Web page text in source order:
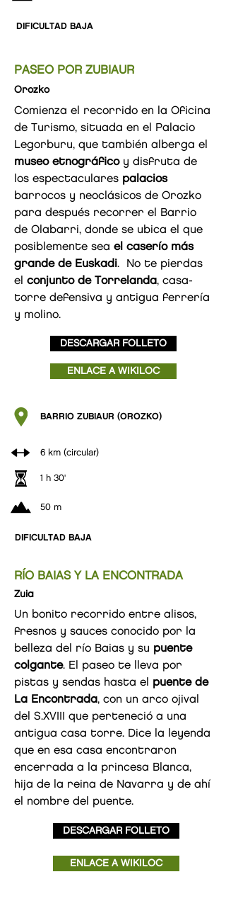
DIFICULTAD BAJA
PASEO POR ZUBIAUR
Orozko
Comienza el recorrido en la Oficina
de Turismo, situada en el Palacio
Legorburu, que también alberga el
museo etnográficoy disfruta de
los espectaculares palacios
barrocos y neoclásicos de Orozko
para después recorrer el Barrio
de Olabarri, donde se ubica el que
posiblemente sea el caserío más
grande de Euskadi. No te pierdas
el conjunto de Torrelanda, casa-
torre defensiva y antigua ferrería
y molino.
DESCARGAR FOLLETO
ENLACE A WIKILOC
BARRIO ZUBIAUR (OROZKO)
6 km (circular)
1 h 30'
50 m
DIFICULTAD BAJA
RÍO BAIAS Y LA ENCONTRADA
Zuia
Un bonito recorrido entre alisos,
fresnos y sauces conocido por la
belleza del río Baias y su puente
colgante. El paseo te lleva por
pistas y sendas hasta el puente de
La Encontrada, con un arco ojival
del S.XVIII que perteneció a una
antigua casa torre. Dice la leyenda
que en esa casa encontraron
encerrada a la princesa Blanca,
hija de la reina de Navarra y de ahí
el nombre del puente.
DESCARGAR FOLLETO
ENLACE A WIKILOC